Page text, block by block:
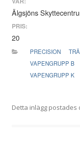
Älgsjöns
PRIS:
20
PRECISION
VAPENGRUPP B
VAPENGRUPP K
Detta inlägg postades